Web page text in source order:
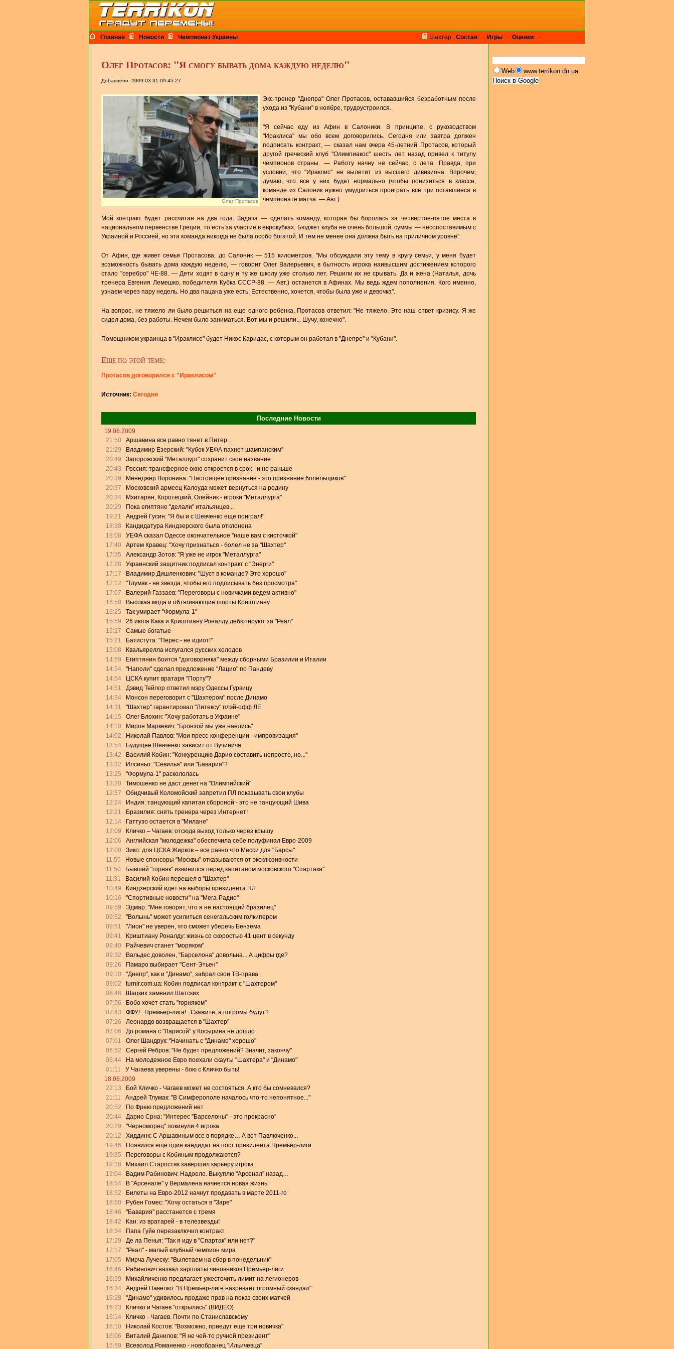
Главная Новости Чемпионат Украины Шахтер: Cостав · Игры · Оценки ·
Олег Протасов: "Я смогу бывать дома каждую неделю"
Добавлено: 2009-03-31 09:45:27
Олег Протасов
Экс-тренер "Днепра" Олег Протасов, остававшийся безработным после
ухода из "Кубани" в ноябре, трудоустроился.
"Я сейчас еду из Афин в Салоники. В принципе, с руководством
"Ираклиса" мы обо всем договорились. Сегодня или завтра должен
подписать контракт, — сказал нам вчера 45-летний Протасов, который
другой греческий клуб "Олимпиакос" шесть лет назад привел к титулу
чемпионов страны. — Работу начну не сейчас, с лета. Правда, при
условии, что "Ираклис" не вылетит из высшего дивизиона. Впрочем,
думаю, что все у них будет нормально (чтобы понизиться в классе,
команде из Салоник нужно умудриться проиграть все три оставшиеся в
чемпионате матча. — Авт.).
Мой контракт будет рассчитан на два года. Задача — сделать команду, которая бы боролась за четвертое-пятое места в
национальном первенстве Греции, то есть за участие в еврокубках. Бюджет клуба не очень большой, суммы — несопоставимым с
Украиной и Россией, но эта команда никогда не была особо богатой. И тем не менее она должна быть на приличном уровне".
От Афин, где живет семья Протасова, до Салоник — 515 километров. "Мы обсуждали эту тему в кругу семьи, у меня будет
возможность бывать дома каждую неделю, — говорит Олег Валерьевич, в бытность игрока наивысшим достижением которого
стало "серебро" ЧЕ-88. — Дети ходят в одну и ту же школу уже столько лет. Решили их не срывать. Да и жена (Наталья, дочь
тренера Евгения Лемешко, победителя Кубка СССР-88. — Авт.) останется в Афинах. Мы ведь ждем пополнения. Кого именно,
узнаем через пару недель. Но два пацана уже есть. Естественно, хочется, чтобы была уже и девочка".
На вопрос, не тяжело ли было решиться на еще одного ребенка, Протасов ответил: "Не тяжело. Это наш ответ кризису. Я же
сидел дома, без работы. Нечем было заниматься. Вот мы и решили... Шучу, конечно".
Помощником украинца в "Ираклисе" будет Никос Каридас, с которым он работал в "Днепре" и "Кубани".
Еще по этой теме:
Протасов договорился с "Ираклисом"
Источник: Сегодня
Последние Новости
19.06.2009
21:50
Аршавина все равно тянет в Питер...
21:29
Владимир Езерский: "Кубок УЕФА пахнет шампанским"
20:49
Запорожский "Металлург" сохранит свое название
20:43
Россия: трансферное окно откроется в срок - и не раньше
20:39
Менеджер Воронина: "Настоящее признание - это признание болельщиков"
20:37
Московский армеец Калоуда может вернуться на родину
20:34
Мхитарян, Коротецкий, Олейник - игроки "Металлурга"
20:29
Пока египтяне "делали" итальянцев...
19:21
Андрей Гусин: "Я бы и с Шевченко еще поиграл!"
18:38
Кандидатура Киндзерского была отклонена
18:08
УЕФА сказал Одессе окончательное "наше вам с кисточкой"
17:40
Артем Кравец: "Хочу признаться - болел не за "Шахтер"
17:35
Александр Зотов: "Я уже не игрок "Металлурга"
17:28
Украинский защитник подписал контракт с "Энерги"
17:17
Владимир Дишленкович: "Шуст в команде? Это хорошо"
17:12
"Тлумак - не звезда, чтобы его подписывать без просмотра"
17:07
Валерий Газзаев: "Переговоры с новичками ведем активно"
16:50
Высокая мода и обтягивающие шорты Криштиану
16:25
Так умирает "Формула-1"
15:59
26 июля Кака и Криштиану Роналду дебютируют за "Реал"
15:27
Самые богатые
15:21
Батистута: "Перес - не идиот!"
15:08
Квальярелла испугался русских холодов
14:59
Египтянин боится "договорняка" между сборными Бразилии и Италии
14:54
"Наполи" сделал предложение "Лацио" по Пандеву
14:54
ЦСКА купит вратаря "Порту"?
14:51
Дэвид Тейлор ответил мэру Одессы Гурвицу
14:34
Монсон переговорит с "Шахтером" после Динамо
14:31
"Шахтер" гарантировал "Литексу" плэй-офф ЛЕ
14:15
Олег Блохин: "Хочу работать в Украине"
14:10
Мирон Маркевич: "Бронзой мы уже наелись"
14:02
Николай Павлов: "Мои пресс-конференции - импровизация"
13:54
Будущее Шевченко зависит от Вучинича
13:42
Василий Кобин: "Конкуренцию Дарио составить непросто, но..."
13:32
Илсиньо: "Севилья" или "Бавария"?
13:25
"Формула-1" раскололась
13:20
Тимошенко не даст денег на "Олимпийский"
12:57
Обидчивый Коломойский запретил ПЛ показывать свои клубы
12:24
Индия: танцующий капитан сбороной - это не танцующий Шива
12:21
Бразилия: снять тренера через Интернет!
12:14
Гаттузо остается в "Милане"
12:09
Кличко – Чагаев: отсюда выход только через крышу
12:06
Английская "молодежка" обеспечила себе полуфинал Евро-2009
12:00
Зико: для ЦСКА Жирков – все равно что Месси для "Барсы"
11:55
Новые спонсоры "Москвы" отказываются от эксклюзивности
11:50
Бывший "горняк" извинился перед капитаном московского "Спартака"
11:31
Василий Кобин перешел в "Шахтер"
10:49
Киндзерский идет на выборы президента ПЛ
10:16
"Спортивные новости" на "Мега-Радио"
09:59
Эдмар: "Мне говорят, что я не настоящий бразилец"
09:52
"Волынь" может усилиться сенегальским голкипером
09:51
"Лион" не уверен, что сможет уберечь Бензема
09:41
Криштиану Роналду: жизнь со скоростью 41 цент в секунду
09:40
Райчевич станет "моряком"
09:32
Вальдес доволен, "Барселона" довольна... А цифры где?
09:26
Памаро выбирает "Сент-Этьен"
09:10
"Днепр", как и "Динамо", забрал свои ТВ-права
09:02
turnir.com.ua: Кобин подписал контракт с "Шахтером"
08:48
Шацких заменил Шатских
07:56
Бобо хочет стать "горняком"
07:43
ФФУ!.. Премьер-лига!.. Скажите, а погромы будут?
07:26
Леонардо возвращается в "Шахтер"
07:06
До романа с "Ларисой" у Косырина не дошло
07:01
Олег Шандрук: "Начинать с "Динамо" хорошо"
06:52
Сергей Ребров: "Не будет предложений? Значит, закончу"
06:44
На молодежное Евро поехали скауты "Шахтера" и "Динамо"
01:11
У Чагаева уверены - бою с Кличко быть!
18.06.2009
22:13
Бой Кличко - Чагаев может не состояться. А кто бы сомневался?
21:11
Андрей Тлумак: "В Симферополе началось что-то непонятное..."
20:52
По Фрею предложений нет
20:44
Дарио Срна: "Интерес "Барселоны" - это прекрасно"
20:29
"Черноморец" покинули 4 игрока
20:12
Хиддинк: С Аршавиным все в порядке… А вот Павлюченко...
19:46
Появился еще один кандидат на пост президента Премьер-лиги
19:35
Переговоры с Кобиным продолжаются?
19:18
Михаил Старостяк завершил карьеру игрока
19:04
Вадим Рабинович: Надоело. Выкуплю "Арсенал" назад…
18:54
В "Арсенале" у Вермалена начнется новая жизнь
18:52
Билеты на Евро-2012 начнут продавать в марте 2011-го
18:50
Рубен Гомес: "Хочу остаться в "Заре"
18:46
"Бавария" расстанется с тремя
18:42
Кан: из вратарей - в телезвезды!
18:34
Папа Гуйе перезаключил контракт
17:29
Де ла Пенья: "Так я иду в "Спартак" или нет?"
17:17
"Реал" - малый клубный чемпион мира
17:05
Мирча Луческу: "Вылетаем на сбор в понедельник"
16:46
Рабинович назвал зарплаты чиновников Премьер-лиги
16:39
Михайличенко предлагает ужесточить лимит на легионеров
16:34
Андрей Павелко: "В Премьер-лиге назревает огромный скандал"
16:28
"Динамо" удивилось продаже прав на показ своих матчей
16:23
Кличко и Чагаев "открылись" (ВИДЕО)
16:14
Кличко - Чагаев. Почти по Станиславскому
16:10
Николай Костов: "Возможно, приедут еще три новичка"
16:06
Виталий Данилов: "Я не чей-то ручной президент"
15:59
Всеволод Романенко - новобранец "Ильичевца"
Web www.terrikon.dn.ua